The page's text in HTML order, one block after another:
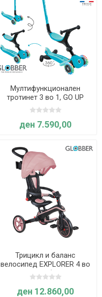
Мултифункционален
тротинет 3 во 1, GO UP
Active Lights 360°,
ден 7.590,00
Трицикл и баланс
велосипед EXPLORER 4 во
1, склоплив (пастелно
розов) - Globber
ден 12.860,00